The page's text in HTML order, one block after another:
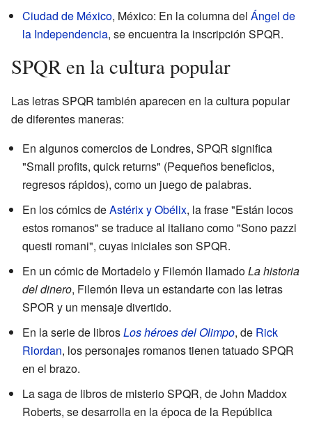
Ciudad de México, México: En la columna del Ángel de
la Independencia, se encuentra la inscripción SPQR.
SPQR en la cultura popular
Las letras SPQR también aparecen en la cultura popular
de diferentes maneras:
En algunos comercios de Londres, SPQR significa
"Small profits, quick returns" (Pequeños beneficios,
regresos rápidos), como un juego de palabras.
En los cómics deAstérix y Obélix, la frase "Están locos
estos romanos" se traduce al italiano como "Sono pazzi
questi romani", cuyas iniciales son SPQR.
En un cómic de Mortadelo y Filemón llamadoLa historia
del dinero, Filemón lleva un estandarte con las letras
SPOR y un mensaje divertido.
En la serie de librosLos héroes del Olimpo, de Rick
Riordan, los personajes romanos tienen tatuado SPQR
en el brazo.
La saga de libros de misterio SPQR, de John Maddox
Roberts, se desarrolla en la época de la República